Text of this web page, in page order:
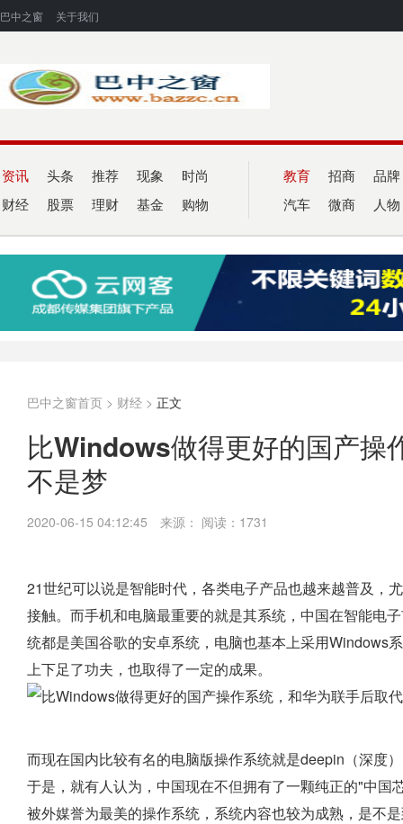
巴中之窗 关于我们
资讯 头条 推荐 现象 时尚
财经 股票 理财 基金 购物
教育 招商 品牌
汽车 微商 人物
巴中之窗首页 > 财经 > 正文
比Windows做得更好的国产操
不是梦
2020-06-15 04:12:45 来源： 阅读：1731
21世纪可以说是智能时代，各类电子产品也越来越普及，
接触。而手机和电脑最重要的就是其系统，中国在智能电
统都是美国谷歌的安卓系统，电脑也基本上采用Windows
上下足了功夫，也取得了一定的成果。
而现在国内比较有名的电脑版操作系统就是deepin（深度
于是，就有人认为，中国现在不但拥有了一颗纯正的"中
被外媒誉为最美的操作系统，系统内容也较为成熟，是不